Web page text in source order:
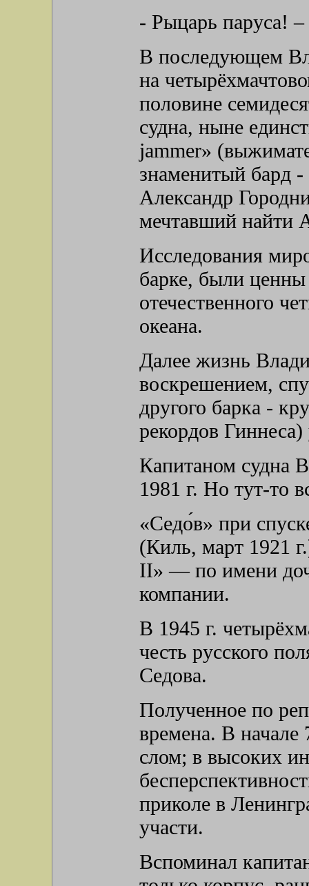
- Рыцарь паруса! –
В последующем
на
половине
судна, ныне
jammer»
знаменитый бард -
Александр
мечтавший найти
Исследования
барке, были ценны
отечественного
океана.
Далее жизнь
воскрешением,
другого барка -
рекордов
Капитаном судна
1981 г. Но тут-то
«Седо́в» при
(Киль, март 1921
II» — по имени
компании.
В 1945 г.
честь русского
Седова.
Полученное по
времена. В начале
слом; в высоких
приколе в
участи.
Вспоминал